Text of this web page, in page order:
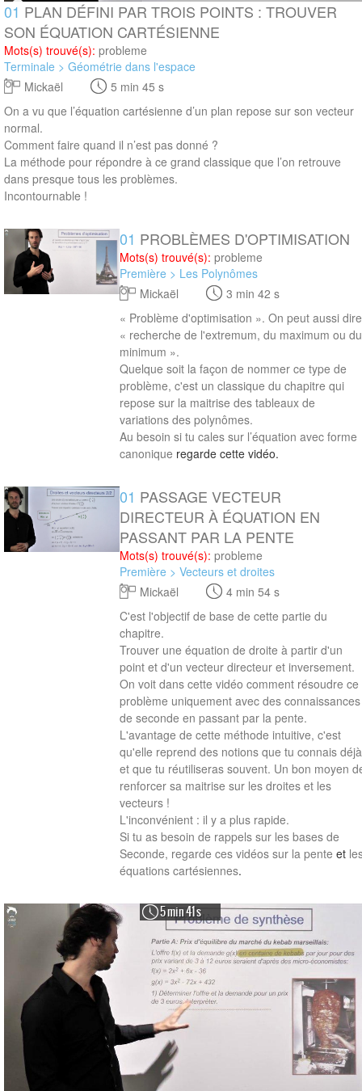
01 PLAN DÉFINI PAR TROIS POINTS : TROUVER
SON ÉQUATION CARTÉSIENNE
Mots(s) trouvé(s): probleme
Terminale > Géométrie dans l'espace
Mickaël
5 min 45 s
On a vu que l’équation cartésienne d’un plan repose sur son vecteur
normal.
Comment faire quand il n’est pas donné ?
La méthode pour répondre à ce grand classique que l’on retrouve
dans presque tous les problèmes.
Incontournable !
3 min 42 s
01 PROBLÈMES D'OPTIMISATION
Mots(s) trouvé(s): probleme
Première > Les Polynômes
Mickaël
3 min 42 s
« Problème d'optimisation ». On peut aussi dire
« recherche de l'extremum, du maximum ou du
minimum ».
Quelque soit la façon de nommer ce type de
problème, c'est un classique du chapitre qui
repose sur la maitrise des tableaux de
variations des polynômes.
Au besoin si tu cales sur l’équation avec forme
canonique regarde cette vidéo.
4 min 54 s
01 PASSAGE VECTEUR
DIRECTEUR À ÉQUATION EN
PASSANT PAR LA PENTE
Mots(s) trouvé(s): probleme
Première > Vecteurs et droites
Mickaël
4 min 54 s
C'est l'objectif de base de cette partie du
chapitre.
Trouver une équation de droite à partir d'un
point et d'un vecteur directeur et inversement.
On voit dans cette vidéo comment résoudre ce
problème uniquement avec des connaissances
de seconde en passant par la pente.
L'avantage de cette méthode intuitive, c'est
qu'elle reprend des notions que tu connais déjà
et que tu réutiliseras souvent. Un bon moyen
renforcer sa maitrise sur les droites et les
vecteurs !
L'inconvénient : il y a plus rapide.
Si tu as besoin de rappels sur les bases de
Seconde, regardeces vidéos sur la pente et
équations cartésiennes.
5 min 41 s